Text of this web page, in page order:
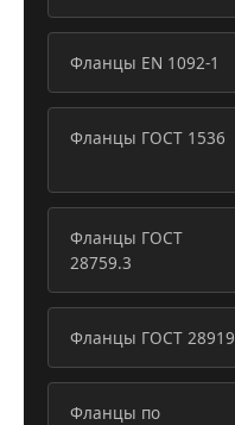
Фланцы EN 1092-1
Фланцы ГОСТ 1536
Фланцы ГОСТ
28759.3
Фланцы ГОСТ 28919
Фланцы по